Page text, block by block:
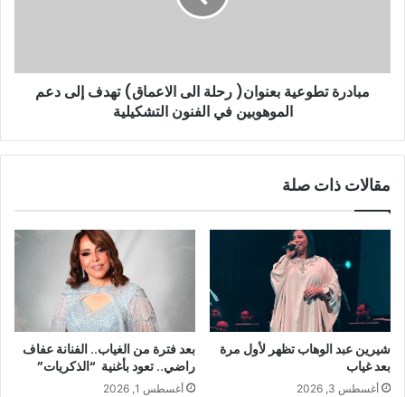
مبادرة تطوعية بعنوان( رحلة الى الاعماق) تهدف إلى دعم
الموهوبين في الفنون التشكيلية
مقالات ذات صلة
شيرين عبد الوهاب تظهر لأول مرة
بعد غياب
أغسطس 3, 2026
بعد فترة من الغياب.. الفنانة عفاف
راضي.. تعود بأغنية “الذكريات”
أغسطس 1, 2026